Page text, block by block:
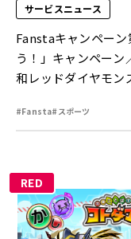
サービスニュース
Fanstaキャンペー
う！」キャンペーン
和レッドダイヤモン
定！
#Fansta#スポーツ
RED